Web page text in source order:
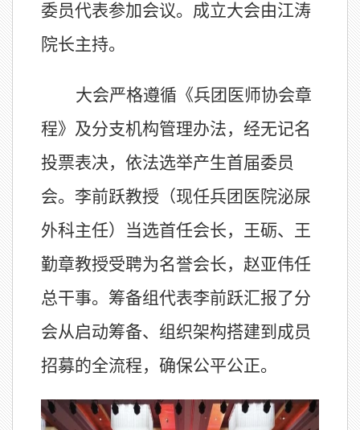
委员代表参加会议。成立大会由江涛
院长主持。
大会严格遵循《兵团医师协会章
程》及分支机构管理办法，经无记名
投票表决，依法选举产生首届委员
会。李前跃教授（现任兵团医院泌尿
外科主任）当选首任会长，王砺、王
勤章教授受聘为名誉会长，赵亚伟任
总干事。筹备组代表李前跃汇报了分
会从启动筹备、组织架构搭建到成员
招募的全流程，确保公平公正。